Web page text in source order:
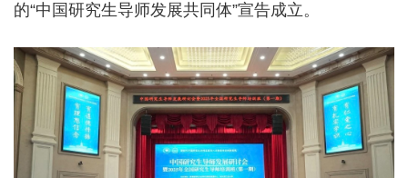
的“中国研究生导师发展共同体”宣告成立。